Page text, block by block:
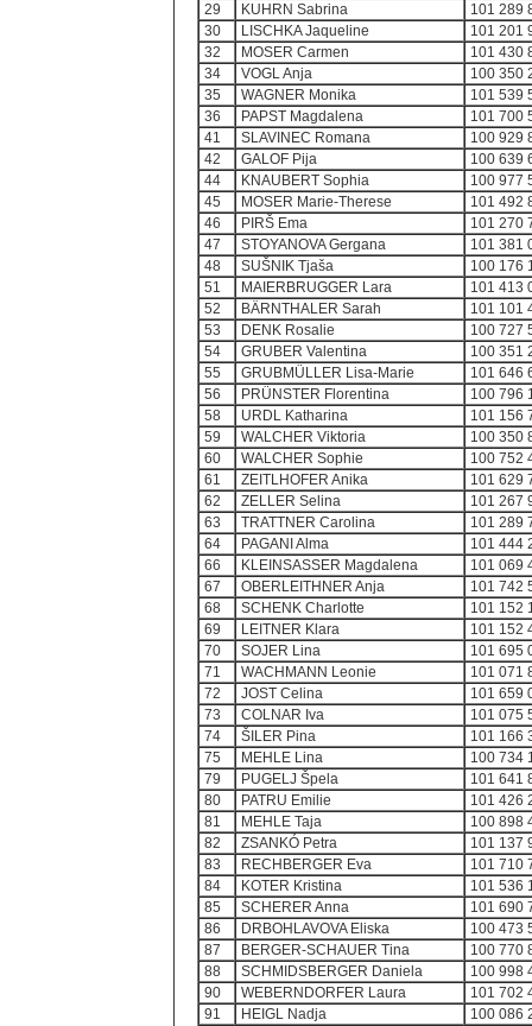
29
KUHRN Sabrina
101 289
30
LISCHKA Jaqueline
101 201
32
MOSER Carmen
101 430
34
VOGL Anja
100 350
35
WAGNER Monika
101 539
36
PAPST Magdalena
101 700
41
SLAVINEC Romana
100 929
42
GALOF Pija
100 639
44
KNAUBERT Sophia
100 977
45
MOSER Marie-Therese
101 492
46
PIRŠ Ema
101 270
47
STOYANOVA Gergana
101 381
48
SUŠNIK Tjaša
100 176
51
MAIERBRUGGER Lara
101 413
52
BÄRNTHALER Sarah
101 101
53
DENK Rosalie
100 727
54
GRUBER Valentina
100 351
55
GRUBMÜLLER Lisa-Marie
101 646
56
PRÜNSTER Florentina
100 796
58
URDL Katharina
101 156
59
WALCHER Viktoria
100 350
60
WALCHER Sophie
100 752
61
ZEITLHOFER Anika
101 629
62
ZELLER Selina
101 267
63
TRATTNER Carolina
101 289
64
PAGANI Alma
101 444
66
KLEINSASSER Magdalena
101 069
67
OBERLEITHNER Anja
101 742
68
SCHENK Charlotte
101 152
69
LEITNER Klara
101 152
70
SOJER Lina
101 695
71
WACHMANN Leonie
101 071
72
JOST Celina
101 659
73
COLNAR Iva
101 075
74
ŠILER Pina
101 166
75
MEHLE Lina
100 734
79
PUGELJ Špela
101 641
80
PATRU Emilie
101 426
81
MEHLE Taja
100 898
82
ZSANKÓ Petra
101 137
83
RECHBERGER Eva
101 710
84
KOTER Kristina
101 536
85
SCHERER Anna
101 690
86
DRBOHLAVOVA Eliska
100 473
87
BERGER-SCHAUER Tina
100 770
88
SCHMIDSBERGER Daniela
100 998
90
WEBERNDORFER Laura
101 702
91
HEIGL Nadja 100 086